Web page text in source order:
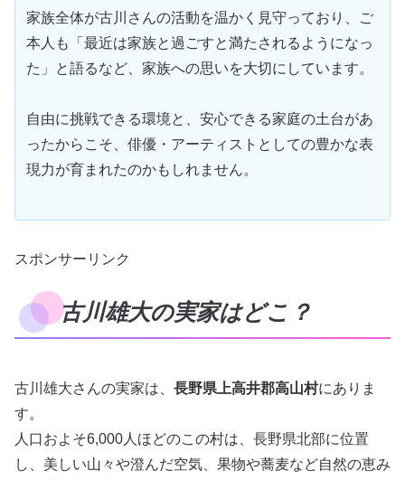
家族全体が古川さんの活動を温かく見守っており、ご
本人も「最近は家族と過ごすと満たされるようになっ
た」と語るなど、家族への思いを大切にしています。
自由に挑戦できる環境と、安心できる家庭の土台があ
ったからこそ、俳優・アーティストとしての豊かな表
現力が育まれたのかもしれません。
スポンサーリンク
古川雄大の実家はどこ？
古川雄大さんの実家は、 長野県上高井郡高山村にありま
す。
人口およそ6,000人ほどのこの村は、長野県北部に位置
し、美しい山々や澄んだ空気、果物や蕎麦など自然の恵み